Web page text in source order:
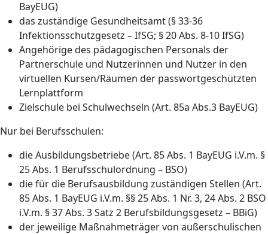
BayEUG)
das zuständige Gesundheitsamt (§ 33-36
Infektionsschutzgesetz – IfSG; § 20 Abs. 8-10 IfSG)
Angehörige des pädagogischen Personals der
Partnerschule und Nutzerinnen und Nutzer in den
virtuellen Kursen/Räumen der passwortgeschützten
Lernplattform
Zielschule bei Schulwechseln (Art. 85a Abs.3 BayEUG)
Nur bei Berufsschulen:
die Ausbildungsbetriebe (Art. 85 Abs. 1 BayEUG i.V.m. §
25 Abs. 1 Berufsschulordnung – BSO)
die für die Berufsausbildung zuständigen Stellen (Art.
85 Abs. 1 BayEUG i.V.m. §§ 25 Abs. 1 Nr. 3, 24 Abs. 2 BSO
i.V.m. § 37 Abs. 3 Satz 2 Berufsbildungsgesetz – BBiG)
der jeweilige Maßnahmeträger von außerschulischen